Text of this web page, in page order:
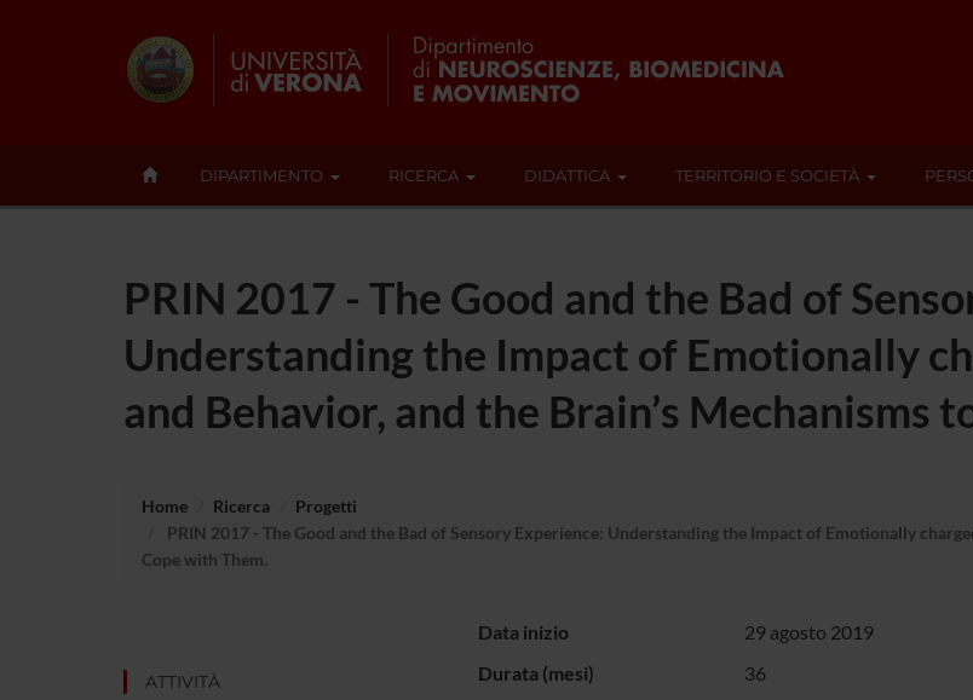
DIPARTIMENTO RICERCA DIDATTICA TERRITORIO E SOCIETÀ
PRIN 2017 - The Good and the Bad of
Understanding the Impact of Emotionally
and Behavior, and the Brain’s Mechanisms
Home Ricerca
Progetti
PRIN 2017 - The Good and the Bad of Sensory Experience: Understanding the Impact of Emotionally
Cope with Them.
ATTIVITÀ
Data inizio
29 agosto 2019
Durata (mesi)
36